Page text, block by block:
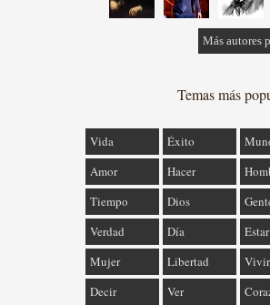
Más autores
Temas más
Vida Éxito
Amor
Hacer
Tiempo
Dios
Verdad
Día Estar
Mujer
Libertad Vivir
Decir
Ver